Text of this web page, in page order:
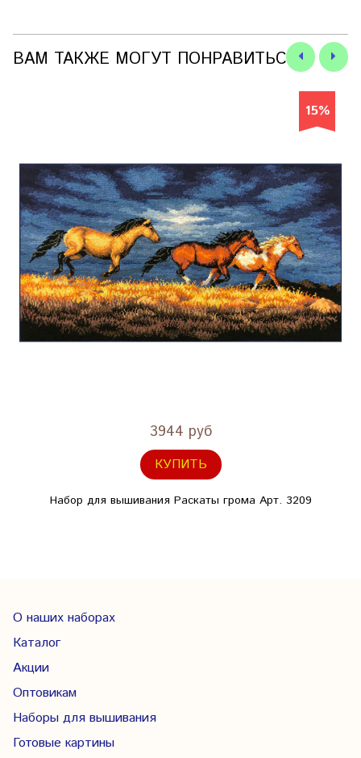
ВАМ ТАКЖЕ МОГУТ ПОНРАВИТЬСЯ
15%
3944 руб
КУПИТЬ
Набор для вышивания Раскаты грома Арт. 3209
О наших наборах
Каталог
Акции
Оптовикам
Наборы для вышивания
Готовые картины